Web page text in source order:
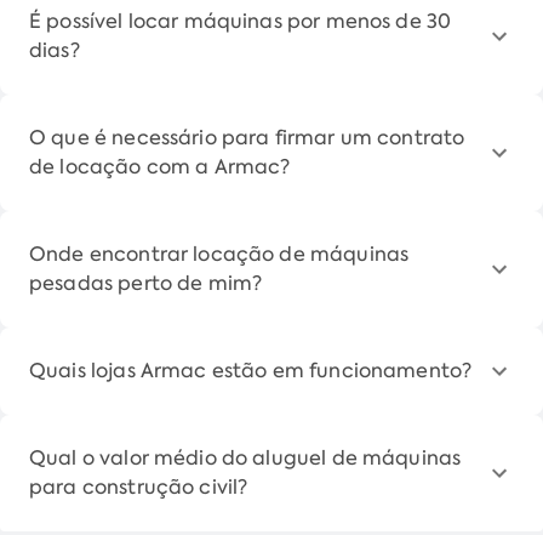
É possível locar máquinas por menos de 30
dias?
O que é necessário para firmar um contrato
de locação com a Armac?
Onde encontrar locação de máquinas
pesadas perto de mim?
Quais lojas Armac estão em funcionamento?
Qual o valor médio do aluguel de máquinas
para construção civil?